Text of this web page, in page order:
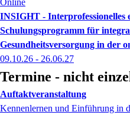
Online
INSIGHT - Interprofessionelles
Schulungsprogramm für
Gesundheitsversorgung in der
09.10.26 - 26.06.27
Termine - nicht
Auftaktveranstaltung
Kennenlernen und Einführung in